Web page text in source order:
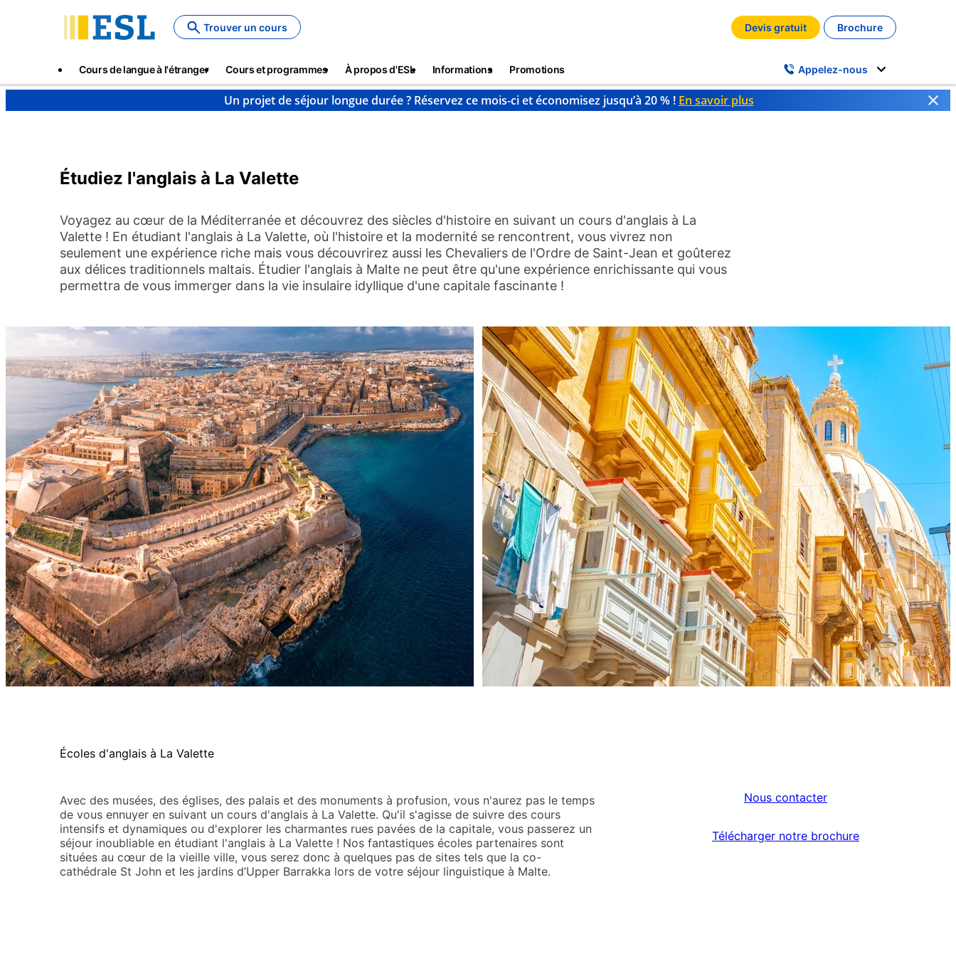
Trouver un cours Devis gratuit Brochure
Cours de langue à l'étranger Cours et programmes À propos d'ESL Informations Promotions Appelez-nous
Un projet de séjour longue durée ? Réservez ce mois-ci et économisez jusqu’à 20 % ! En savoir plus
Étudiez l'anglais à La Valette
Voyagez au cœur de la Méditerranée et découvrez des siècles d'histoire en suivant un cours d'anglais à La
Valette ! En étudiant l'anglais à La Valette, où l'histoire et la modernité se rencontrent, vous vivrez non
seulement une expérience riche mais vous découvrirez aussi les Chevaliers de l'Ordre de Saint-Jean et goûterez
aux délices traditionnels maltais. Étudier l'anglais à Malte ne peut être qu'une expérience enrichissante qui vous
permettra de vous immerger dans la vie insulaire idyllique d'une capitale fascinante !
Écoles d'anglais à La Valette
Avec des musées, des églises, des palais et des monuments à profusion, vous n'aurez pas le temps
de vous ennuyer en suivant un cours d'anglais à La Valette. Qu'il s'agisse de suivre des cours
intensifs et dynamiques ou d'explorer les charmantes rues pavées de la capitale, vous passerez un
séjour inoubliable en étudiant l'anglais à La Valette ! Nos fantastiques écoles partenaires sont
situées au cœur de la vieille ville, vous serez donc à quelques pas de sites tels que la co-
cathédrale St John et les jardins d’Upper Barrakka lors de votre séjour linguistique à Malte.
Nous contacter
Télécharger notre brochure